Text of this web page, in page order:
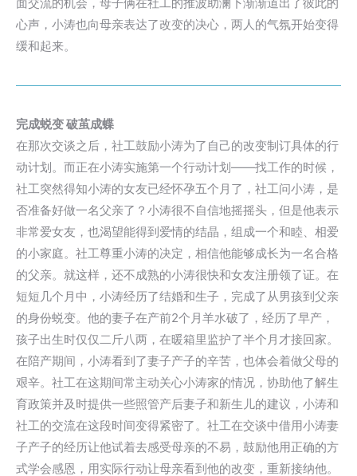
心声，小涛也向母亲表达了改变的决心，两人的气氛开始变得
缓和起来。
完成蜕变 破茧成蝶
在那次交谈之后，社工鼓励小涛为了自己的改变制订具体的行
动计划。而正在小涛实施第一个行动计划——找工作的时候，
社工突然得知小涛的女友已经怀孕五个月了，社工问小涛，是
否准备好做一名父亲了？小涛很不自信地摇摇头，但是他表示
非常爱女友，也渴望能得到爱情的结晶，组成一个和睦、相爱
的小家庭。社工尊重小涛的决定，相信他能够成长为一名合格
的父亲。就这样，还不成熟的小涛很快和女友注册领了证。在
短短几个月中，小涛经历了结婚和生子，完成了从男孩到父亲
的身份蜕变。他的妻子在产前2个月羊水破了，经历了早产，
孩子出生时仅仅二斤八两，在暖箱里监护了半个月才接回家。
在陪产期间，小涛看到了妻子产子的辛苦，也体会着做父母的
艰辛。社工在这期间常主动关心小涛家的情况，协助他了解生
育政策并及时提供一些照管产后妻子和新生儿的建议，小涛和
社工的交流在这段时间变得紧密了。社工在交谈中借用小涛妻
子产子的经历让他试着去感受母亲的不易，鼓励他用正确的方
式学会感恩，用实际行动让母亲看到他的改变，重新接纳他。